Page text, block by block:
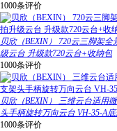
1000条评价
贝欣（BEXIN） 720云三脚架
级云台 升级款720云台+收纳包
1000条评价
贝欣（BEXIN） 三维云台适用
头手柄旋转万向云台 VH-35-A
1000条评价